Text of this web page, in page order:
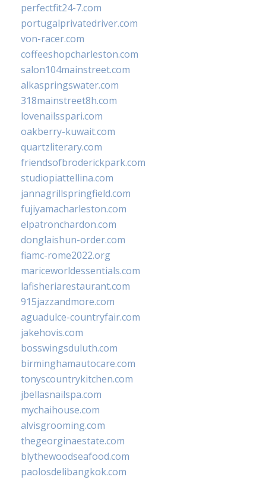
perfectfit24-7.com
portugalprivatedriver.com
von-racer.com
coffeeshopcharleston.com
salon104mainstreet.com
alkaspringswater.com
318mainstreet8h.com
lovenailsspari.com
oakberry-kuwait.com
quartzliterary.com
friendsofbroderickpark.com
studiopiattellina.com
jannagrillspringfield.com
fujiyamacharleston.com
elpatronchardon.com
donglaishun-order.com
fiamc-rome2022.org
mariceworldessentials.com
lafisheriarestaurant.com
915jazzandmore.com
aguadulce-countryfair.com
jakehovis.com
bosswingsduluth.com
birminghamautocare.com
tonyscountrykitchen.com
jbellasnailspa.com
mychaihouse.com
alvisgrooming.com
thegeorginaestate.com
blythewoodseafood.com
paolosdelibangkok.com